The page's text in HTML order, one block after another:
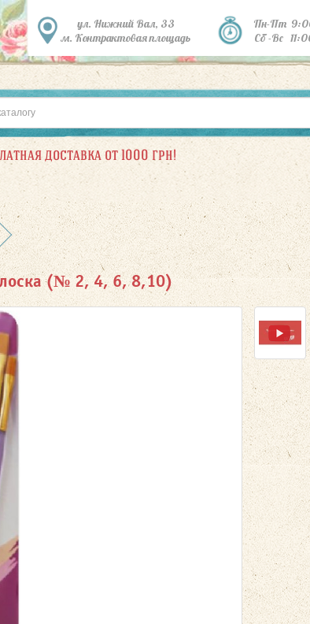
ул. Нижний Вал, 33
м. Контрактовая площадь
Пн-Пт
Сб -Вс
доставка от 1000 грн!
(№ 2, 4, 6, 8,10)